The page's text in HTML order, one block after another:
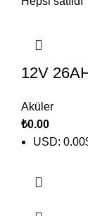
12V
Aküler
₺0.00
USD: